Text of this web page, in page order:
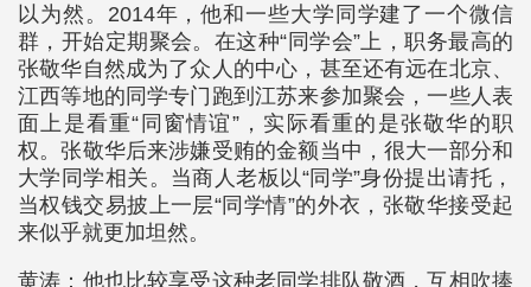
以为然。2014年，他和一些大学同学建了一个微信
群，开始定期聚会。在这种“同学会”上，职务最高的
张敬华自然成为了众人的中心，甚至还有远在北京、
江西等地的同学专门跑到江苏来参加聚会，一些人表
面上是看重“同窗情谊”，实际看重的是张敬华的职
权。张敬华后来涉嫌受贿的金额当中，很大一部分和
大学同学相关。当商人老板以“同学”身份提出请托，
当权钱交易披上一层“同学情”的外衣，张敬华接受起
来似乎就更加坦然。
黄涛：他也比较享受这种老同学排队敬酒，互相吹捧